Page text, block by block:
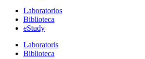
Laboratorios
Biblioteca
eStudy
Laboratoris
Biblioteca